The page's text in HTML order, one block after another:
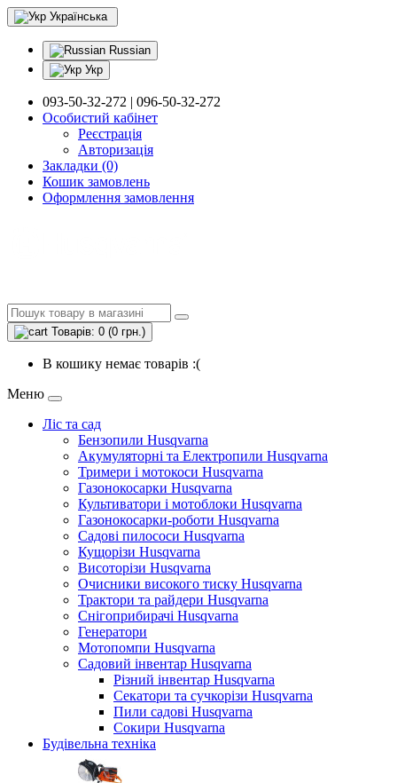
Українська
Russian
Укр
093-50-32-272 | 096-50-32-272
Особистий кабінет
Реєстрація
Авторизація
Закладки (0)
Кошик замовлень
Оформлення замовлення
Товарів: 0 (0 грн.)
В кошику немає товарів :(
Меню
Ліс та сад
Бензопили Husqvarna
Акумуляторні та Електропили Husqvarna
Тримери і мотокоси Husqvarna
Газонокосарки Husqvarna
Культиватори і мотоблоки Husqvarna
Газонокосарки-роботи Husqvarna
Садові пилососи Husqvarna
Кущорізи Husqvarna
Висоторізи Husqvarna
Очисники високого тиску Husqvarna
Трактори та райдери Husqvarna
Снігоприбирачі Husqvarna
Генератори
Мотопомпи Husqvarna
Садовий інвентар Husqvarna
Різний інвентар Husqvarna
Секатори та сучкорізи Husqvarna
Пили садові Husqvarna
Сокири Husqvarna
Будівельна техніка